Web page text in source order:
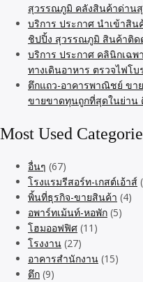
สุวรรณภูมิ คลังสินค้าด่าน
บริการ ประกาศ นำเข้าสิ
ชิปปิ้ง สุวรรณภูมิ สินค้าติด
บริการ ประกาศ คลินิกเฉ
ทางเดินอาหาร ตรวจไฟโ
ตึกแถว-อาคารพาณิชย์ ขา
ขายขาดทุนถูกที่สุดในย่าน
Most Used
อื่นๆ (67)
โรงแรมรีสอร์ท-เกสต์เอ้าส์
พิ้นที่ธุรกิจ-ขายสินค้า (4)
อพาร์ทเม้นท์-หอพัก (5)
โฮมออฟฟิศ (11)
โรงงาน (27)
อาคารสำนักงาน (15)
ตึก (9)